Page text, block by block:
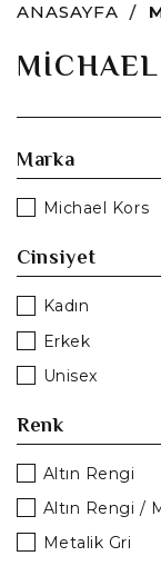
ANASAYFA
Marka
Michael Kors
Cinsiyet
Kadın
Erkek
Unisex
Renk
Altın Rengi
Altın Rengi /
Metalik Gri